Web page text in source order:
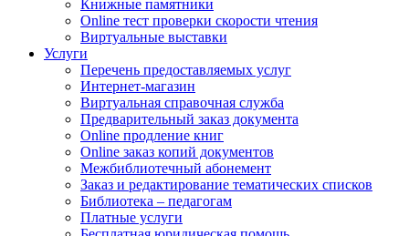
Книжные памятники
Online тест проверки скорости чтения
Виртуальные выставки
Услуги
Перечень предоставляемых услуг
Интернет-магазин
Виртуальная справочная служба
Предварительный заказ документа
Online продление книг
Online заказ копий документов
Межбиблиотечный абонемент
Заказ и редактирование тематических списков
Библиотека – педагогам
Платные услуги